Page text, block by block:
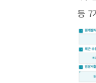
등 7